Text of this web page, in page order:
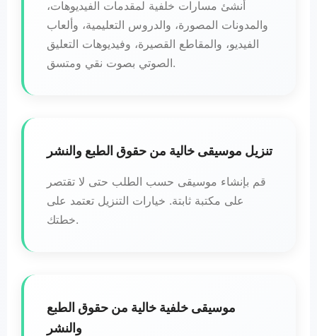
أنشئ مسارات خلفية لمقدمات الفيديوهات،
والمدونات المصورة، والدروس التعليمية، وألعاب
الفيديو، والمقاطع القصيرة، وفيديوهات التعليق
الصوتي بصوت نقي ومتسق.
تنزيل موسيقى خالية من حقوق الطبع والنشر
قم بإنشاء موسيقى حسب الطلب حتى لا تقتصر
على مكتبة ثابتة. خيارات التنزيل تعتمد على
خطتك.
موسيقى خلفية خالية من حقوق الطبع
والنشر